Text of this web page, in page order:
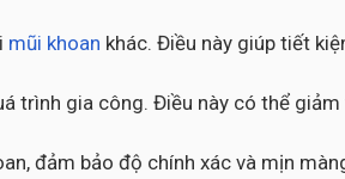
mũi khoan khác. Điều này giúp tiết
trình gia công. Điều này có thể
đảm bảo độ chính xác và mịn